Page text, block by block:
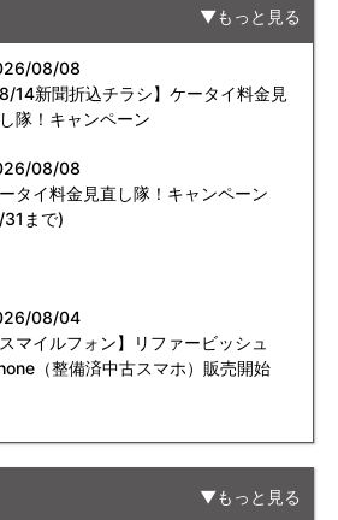
もっと見る
08/08
8/14新聞折込チラシ】ケータイ料金見
隊！キャンペーン
08/08
タイ料金見直し隊！キャンペーン
まで)
08/04
スマイルフォン】リファービッシュ
（整備済中古スマホ）販売開始
もっと見る